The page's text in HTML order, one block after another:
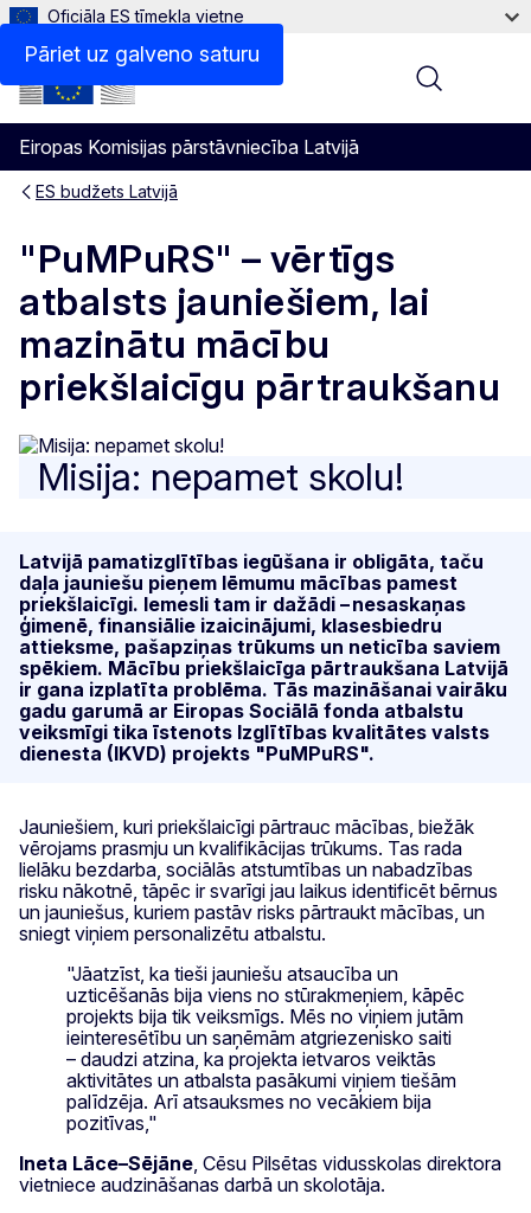
Pāriet uz galveno saturu
Oficiāla ES tīmekļa vietne
Eiropas Komisijas pārstāvniecība Latvijā
Menu
ES budžets Latvijā
"PuMPuRS" – vērtīgs
atbalsts jauniešiem, lai
mazinātu mācību
priekšlaicīgu pārtraukšanu
Misija: nepamet skolu!
Latvijā pamatizglītības iegūšana ir obligāta, taču
daļa jauniešu pieņem lēmumu mācības pamest
priekšlaicīgi. Iemesli tam ir dažādi – nesaskaņas
ģimenē, finansiālie izaicinājumi, klasesbiedru
attieksme, pašapziņas trūkums un neticība saviem
spēkiem. Mācību priekšlaicīga pārtraukšana Latvijā
ir gana izplatīta problēma. Tās mazināšanai vairāku
gadu garumā ar Eiropas Sociālā fonda atbalstu
veiksmīgi tika īstenots Izglītības kvalitātes valsts
dienesta (IKVD) projekts "PuMPuRS".
Jauniešiem, kuri priekšlaicīgi pārtrauc mācības, biežāk
vērojams prasmju un kvalifikācijas trūkums. Tas rada
lielāku bezdarba, sociālās atstumtības un nabadzības
risku nākotnē, tāpēc ir svarīgi jau laikus identificēt bērnus
un jauniešus, kuriem pastāv risks pārtraukt mācības, un
sniegt viņiem personalizētu atbalstu.
"Jāatzīst, ka tieši jauniešu atsaucība un
uzticēšanās bija viens no stūrakmeņiem, kāpēc
projekts bija tik veiksmīgs. Mēs no viņiem jutām
ieinteresētību un saņēmām atgriezenisko saiti
– daudzi atzina, ka projekta ietvaros veiktās
aktivitātes un atbalsta pasākumi viņiem tiešām
palīdzēja. Arī atsauksmes no vecākiem bija
pozitīvas,"
Ineta Lāce–Sējāne , Cēsu Pilsētas vidusskolas direktora
vietniece audzināšanas darbā un skolotāja.